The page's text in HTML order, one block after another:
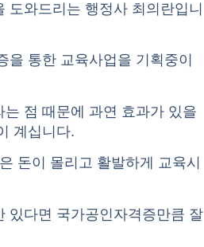
와드리는 행정사 최의란입니
을 통한 교육사업을 기획중이
점 때문에 과연 효과가 있을
계십니다.
돈이 몰리고 활발하게 교육시
있다면 국가공인자격증만큼 잘